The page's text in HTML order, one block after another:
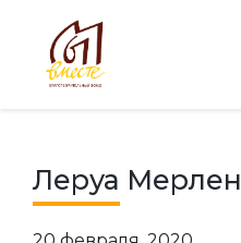
Леруа Мерлен